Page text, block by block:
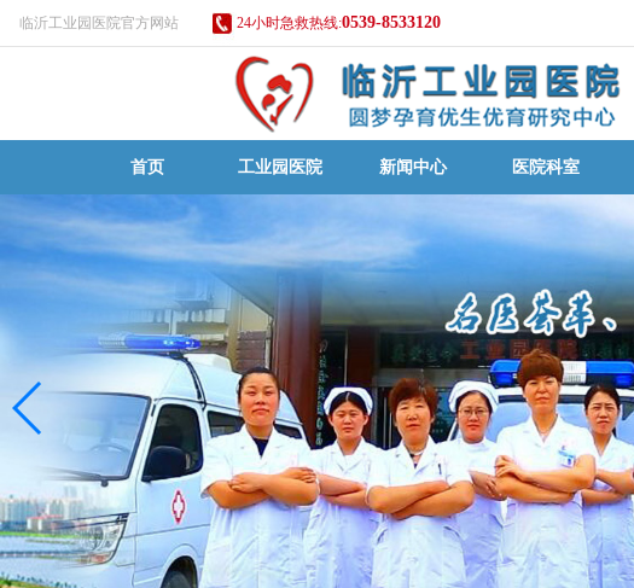
临沂工业园医院官方网站 24小时急救热线:0539-8533120
首页 工业园医院 新闻中心 医院科室